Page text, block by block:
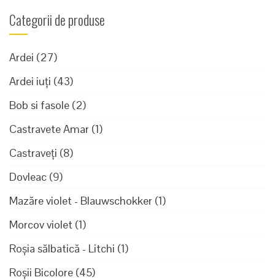
Categorii de produse
Ardei (27)
Ardei iuți (43)
Bob si fasole (2)
Castravete Amar (1)
Castraveți (8)
Dovleac (9)
Mazăre violet - Blauwschokker (1)
Morcov violet (1)
Roșia sălbatică - Litchi (1)
Roșii Bicolore (45)